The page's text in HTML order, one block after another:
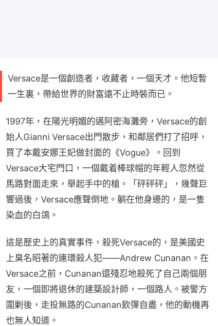
Versace是一個創造者，收藏者，一個天才。他短暫
一生裏，帶給世界的財富遠不止時裝而已。
1997年，在陽光明媚的邁阿密海灘旁，Versace的創
始人Gianni Versace出門散步，和鄰居們打了招呼，
買了本戴安娜王妃做封面的《Vogue》。回到
Versace大宅門口，一個戴着棒球帽的年輕人忽然從
馬路對面走來，舉起手中的槍。「砰砰砰」，幾聲巨
響過後，Versace應聲倒地。躺在他身邊的，是一隻
染血的白鴿。
這是歷史上的真實事件，殺死Versace的，是美國史
上臭名昭著的連環殺人犯——Andrew Cunanan。在
Versace之前，Cunanan還殘忍地殺死了自己兩個朋
友，一個即將退休的建築設計師，一個路人。被警方
圍剿後，走投無路的Cunanan飲彈自盡，他的動機再
也無人知道。